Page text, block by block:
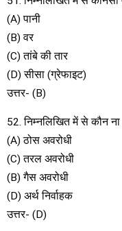
(A) पानी
(B) वर
(C) तांबे की तार
(D) सीसा (ग्रेफाइट)
उत्तर- (B)
52. निम्नलिखित में से कौन ना
(A) ठोस अवरोधी
(C) तरल अवरोधी
(B) गैस अवरोधी
(D) अर्थ निर्वाहक
उत्तर- (D)